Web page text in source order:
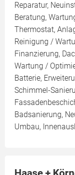
Reparatur,
Beratung,
Thermostat,
Reinigung /
Finanzierung,
Wartung /
Batterie,
Schimmel-
Badsanierung,
Umbau,